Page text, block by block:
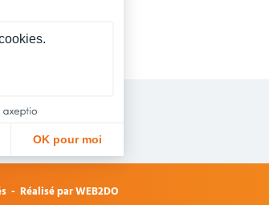
sécurisés 7 J/7
- Réalisé parWEB2DO